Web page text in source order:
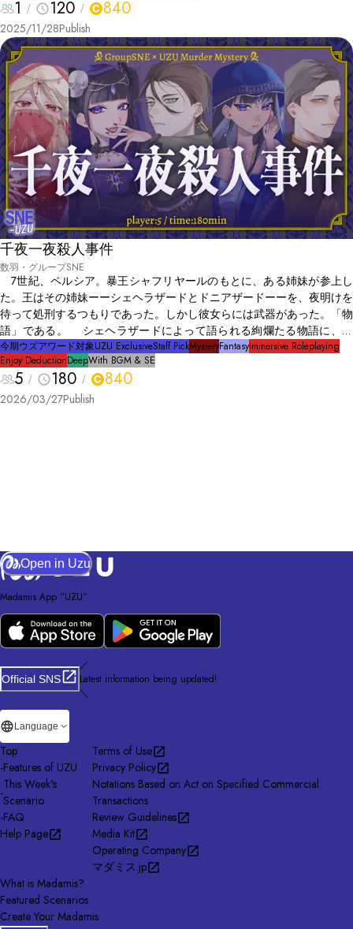
には主人ハンクの遺体。その傍らに立つのは三人の幽霊――セールスマ
ンのエディ、看護師のティナ、ハンクの息子マイルズ。彼らは訴える
──この事件を解決し、ハンクの無念から自分たちを解放してほしい
と。 そう。事件は崩落事故として埋もれた――けれど、あれはたしか
に“殺人”だった。 【霊媒少女】は三人の幽霊とともにモーテルを巡
り、失われた証言と隠された動機を拾い集める。過去の真実を解き明か
す、一夜限りの捜査劇が始まった。
1 120 840
2025/11/28Publish
千夜一夜殺人事件
数羽・グループSNE
7世紀、ペルシア。暴王シャフリヤールのもとに、ある姉妹が参上し
た。王はその姉妹ーーシェヘラザードとドニアザードーーを、夜明けを
待って処刑するつもりであった。しかし彼女らには武器があった。「物
語」である。 シェヘラザードによって語られる絢爛たる物語に、王
は処刑を忘れて毎夜、耳を傾けた。 「さて今宵語りますのは、ある占
星術師の物語でございます。あるいはある霊媒師、騎士、呪詛師、錬金
術師の物語。 まずは占星術師についてご紹介するべきでしょう。そ
の占星術師には異能がありました。魔神に祝福されしその眼（まなこ）
今期ウズアワード対象UZU ExclusiveStaff PickMysteryFantasyImmersive Roleplaying
Enjoy DeductionDeepWith BGM & SE
5 180 840
2026/03/27Publish
Open in Uzu
Madamis App “UZU”
Official SNS
／
Latest information being updated!
＼
Language
Top
-Features of UZU
-
This Week's
Scenario
-FAQ
Help Page
Terms of Use
Privacy Policy
Notations Based on Act on Specified Commercial
Transactions
Review Guidelines
Media Kit
Operating Company
マダミス.jp
What is Madamis?
Featured Scenarios
Create Your Madamis